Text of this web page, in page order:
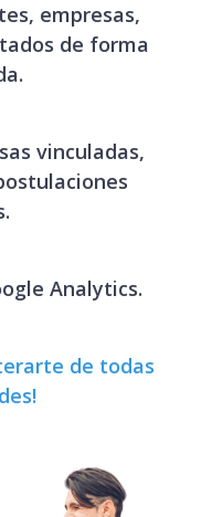
empresas,
de forma
vinculadas,
Analytics.
de todas